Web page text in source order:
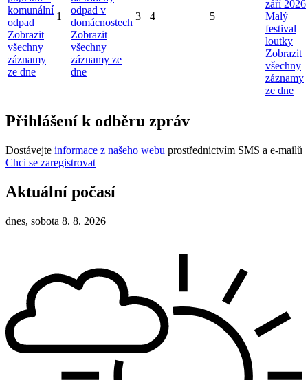
komunální
odpad
Zobrazit
všechny
záznamy
ze dne
1
odpad v
domácnostech
Zobrazit
všechny
záznamy ze
dne
3 4 5
září 2026
Malý
festival
loutky
Zobrazit
všechny
záznamy
ze dne
Přihlášení k odběru zpráv
Dostávejte informace z našeho webu prostřednictvím SMS a e-mailů
Chci se zaregistrovat
Aktuální počasí
dnes, sobota 8. 8. 2026